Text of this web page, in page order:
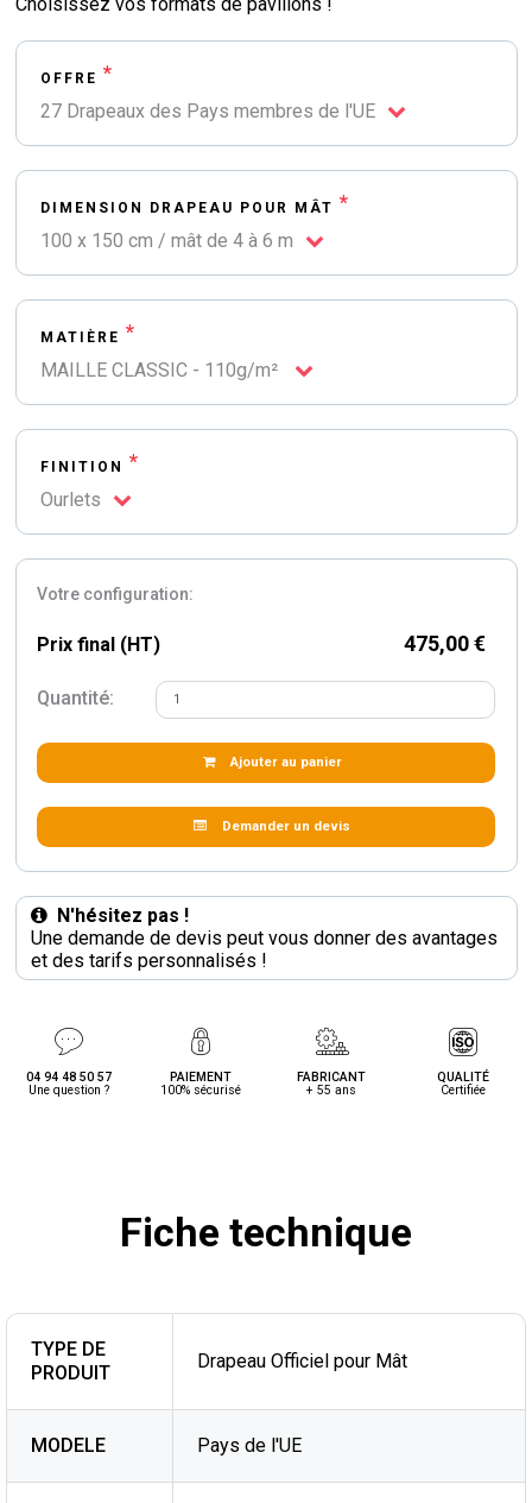
OFFRE *
27 Drapeaux des Pays membres de l'UE
DIMENSION DRAPEAU POUR MÂT *
100 x 150 cm / mât de 4 à 6 m
MATIÈRE *
MAILLE CLASSIC - 110g/m²
FINITION *
Ourlets
Votre configuration:
Prix final (HT) 475,00 €
Quantité:
Ajouter au panier
Demander un devis
N'hésitez pas !
Une demande de devis peut vous donner des avantages
et des tarifs personnalisés !
04 94 48 50 57
Une question ?
PAIEMENT
100% sécurisé
FABRICANT
+ 55 ans
QUALITÉ
Certifiée
Fiche technique
TYPE DE
PRODUIT
Drapeau Officiel pour Mât
MODELE Pays de l'UE